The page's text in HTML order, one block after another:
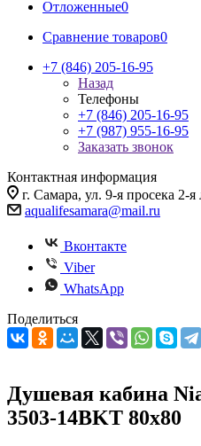
Отложенные0
Сравнение товаров0
+7 (846) 205-16-95
Назад
Телефоны
+7 (846) 205-16-95
+7 (987) 955-16-95
Заказать звонок
Контактная информация
г. Самара, ул. 9-я просека 2-
aqualifesamara@mail.ru
Вконтакте
Viber
WhatsApp
Поделиться
Душевая кабина
3503-14BKT 80х80